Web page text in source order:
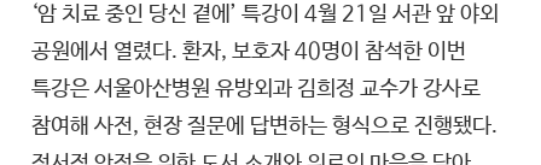
‘암 치료 중인 당신 곁에’ 특강이 4월 21일 서관 앞 야외
공원에서 열렸다. 환자, 보호자 40명이 참석한 이번
특강은 서울아산병원 유방외과 김희정 교수가 강사로
참여해 사전, 현장 질문에 답변하는 형식으로 진행됐다.